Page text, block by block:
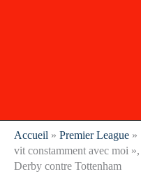
Accueil » Premier League »
vit constamment avec moi
Derby contre Tottenham